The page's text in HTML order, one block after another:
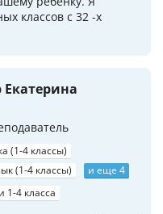
классов с 32 -х
Екатерина
(1-4 классы)
(1-4 классы)
и еще 4
1-4 класса